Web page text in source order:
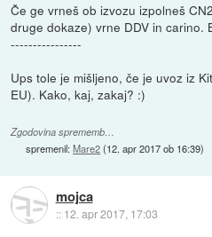
Če ge vrneš ob izvozu izpolneš
druge dokaze) vrne DDV in carino.
----------------
Ups tole je mišljeno, če je uvoz iz
EU). Kako, kaj, zakaj? :)
Zgodovina sprememb…
spremenil:Mare2(12. apr 2017 ob 16:39)
mojca
:: 12. apr 2017, 17:03